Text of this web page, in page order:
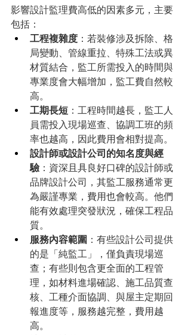
影響設計監理費高低的因素多元，主要
包括：
工程複雜度 ：若裝修涉及拆除、格
局變動、管線重拉、特殊工法或異
材質結合，監工所需投入的時間與
專業度會大幅增加，監工費自然較
高。
工期長短 ：工程時間越長，監工人
員需投入現場巡查、協調工班的頻
率也越高，因此費用會相對提高。
設計師或設計公司的知名度與經
驗 ：資深且具良好口碑的設計師或
品牌設計公司，其監工服務通常更
為嚴謹專業，費用也會較高。他們
能有效處理突發狀況，確保工程品
質。
服務內容範圍 ：有些設計公司提供
的是「純監工」，僅負責現場巡
查；有些則包含更全面的工程管
理，如材料進場確認、施工品質查
核、工種介面協調、與屋主定期回
報進度等，服務越完整，費用越
高。